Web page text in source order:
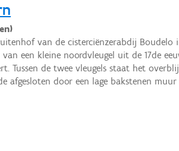
van de cisterciënzerabdij Boudelo
een kleine noordvleugel uit de 17de
Tussen de twee vleugels staat het
afgesloten door een lage bakstenen